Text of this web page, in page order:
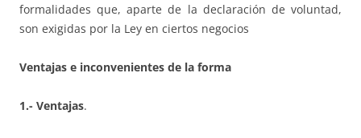
formalidades que, aparte de la declaración de voluntad,
son exigidas por la Ley en ciertos negocios
Ventajas e inconvenientes de la forma
1.- Ventajas.